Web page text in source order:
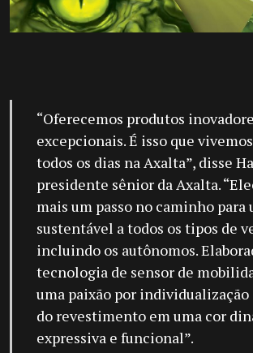
“Oferecemos produtos
excepcionais. É isso que
todos os dias na Axalta”, disse
presidente sênior da Axalta.
mais um passo no caminho para
sustentável a todos os tipos de
incluindo os autônomos.
tecnologia de sensor de
uma paixão por
do revestimento em uma cor
expressiva e funcional”.